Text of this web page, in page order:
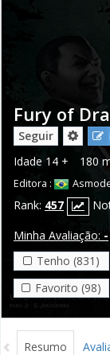
Fury of
Seguir
Idade 14 + 180
Editora :
Rank: 457
Minha Avaliação: -
Tenho (831)
Favorito (98)
Resumo